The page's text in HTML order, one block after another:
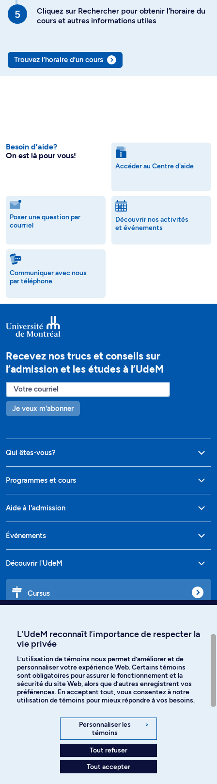
Cliquez sur Rechercher pour obtenir l’horaire du
cours et autres informations utiles
Trouvez l’horaire d’un cours
Besoin d’aide?
On est là pour vous!
Accéder au Centre d'aide
Poser une question par
courriel
Découvrir nos activités
et événements
Communiquer avec nous
par téléphone
Recevez nos trucs et conseils sur
l’admission et les études à l’UdeM
Je veux m'abonner
Qui êtes-vous?
Programmes et cours
Aide à l'admission
Événements
Découvrir l'UdeM
Cursus
Langues
Facebook Instagram
YouTube
Politique de confidentialité
L’UdeM reconnaît l’importance de respecter la
vie privée
L’utilisation de témoins nous permet d’améliorer et de
personnaliser votre expérience Web. Certains témoins
sont obligatoires pour assurer le fonctionnement et la
sécurité du site Web, alors que d’autres enregistrent vos
préférences. En acceptant tout, vous consentez à notre
utilisation de témoins pour mieux répondre à vos besoins.
Personnaliser les
témoins
>
Tout refuser
Tout accepter